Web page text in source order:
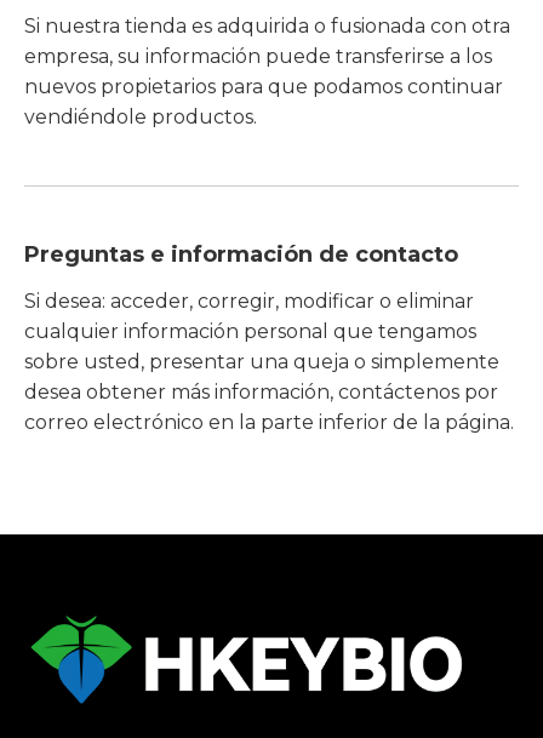
Si nuestra tienda es adquirida o fusionada con otra
empresa, su información puede transferirse a los
nuevos propietarios para que podamos continuar
vendiéndole productos.
Preguntas e información de contacto
Si desea: acceder, corregir, modificar o eliminar
cualquier información personal que tengamos
sobre usted, presentar una queja o simplemente
desea obtener más información, contáctenos por
correo electrónico en la parte inferior de la página.